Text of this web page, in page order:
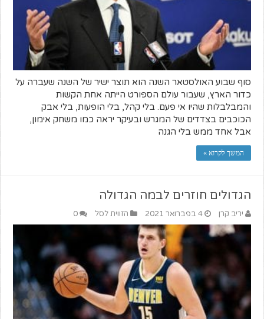
סוף שבוע האולסטאר השנה הוא תוצר ישיר של השנה שעברה על
כדור הארץ, שעבור עולם הספורט הייתה אחת הקשות
והמבלבלות שהיו אי פעם. בלי קהל, בלי הופעות, בלי אבק
הכוכבים בצדדים של המגרש ובעיקר יראה כמו משחק אימון,
אבל אחד ממש בלי הגנה
המשך לקרוא »
הגדולים חוזרים לבמה הגדולה
יריב קרן 4 בפברואר 2021 הזווית לסל 0